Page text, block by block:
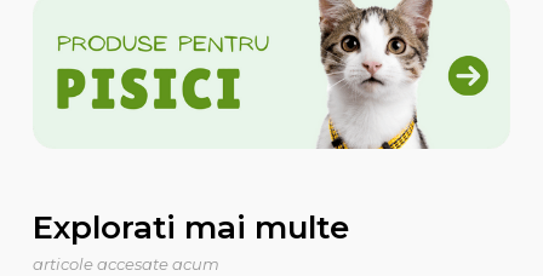
Explorati mai multe
articole accesate acum